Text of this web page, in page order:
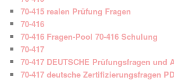
70-415 realen Prüfung Fragen
70-416
70-416 Fragen-Pool 70-416 Schulung
70-417
70-417 DEUTSCHE Prüfungsfragen und
70-417 deutsche Zertifizierungsfragen